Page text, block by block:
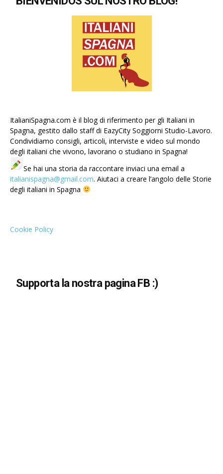
ItalianiSpagna.com è il blog di riferimento per gli Italiani in
Spagna, gestito dallo staff di EazyCity Soggiorni Studio-Lavoro.
Condividiamo consigli, articoli, interviste e video sul mondo
degli italiani che vivono, lavorano o studiano in Spagna!
Se hai una storia da raccontare inviaci una email a
italianispagna@gmail.com. Aiutaci a creare l’angolo delle Storie
degli italiani in Spagna
Cookie Policy
Supporta la nostra pagina FB :)